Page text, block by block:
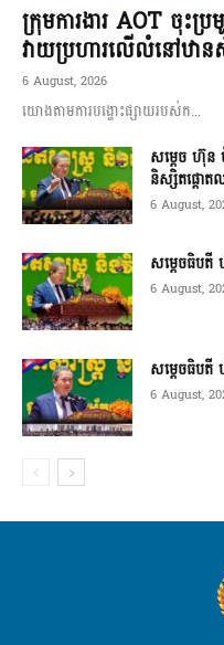
ក្រុមការងារ AOT ចុះ
វាយប្រហារលើលំនៅឋាន
6 August, 2026
យោងតាមការបង្ហោះផ្សាយរបស់ក...
សម្តេច ហ៊ុន
និស្សិតផ្តោត
6 August,
សម្តេចធិបតី
6 August,
សម្តេចធិប
6 August,